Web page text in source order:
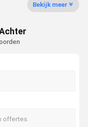
Bekijk meer